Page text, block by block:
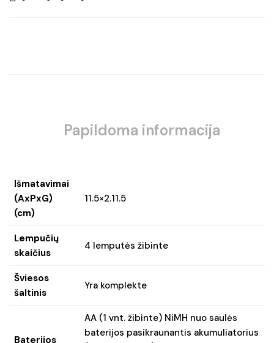
Papildoma informacija
Išmatavimai
(AxPxG)
(cm)
11.5×2.11.5
Lempučių
skaičius
4 lemputės žibinte
Šviesos
šaltinis
Yra komplekte
Baterijos
AA (1 vnt. žibinte) NiMH nuo saulės
baterijos pasikraunantis akumuliatorius